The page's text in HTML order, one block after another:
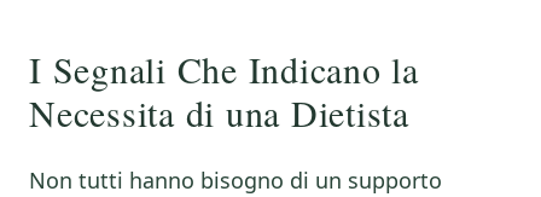
I Segnali Che Indicano la
Necessita di una Dietista
Non tutti hanno bisogno di un supporto